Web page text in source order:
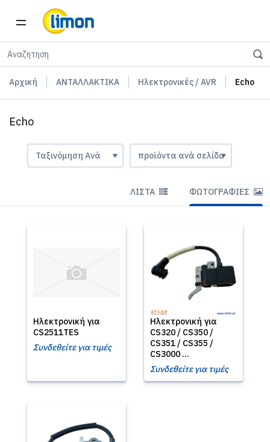
Αρχική ΑΝΤΑΛΛΑΚΤΙΚΑ Ηλεκτρονικές / AVR Echo
Echo
ΛΊΣΤΑ ΦΩΤΟΓΡΑΦΊΕΣ
Ηλεκτρονική για
CS2511TES
Συνδεθείτε για τιμές
Ηλεκτρονική για
CS320 / CS350 /
CS351 / CS355 /
CS3000 ...
Συνδεθείτε για τιμές